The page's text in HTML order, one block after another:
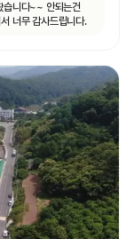
습니다~~ 안되는건
너무 감사드립니다.